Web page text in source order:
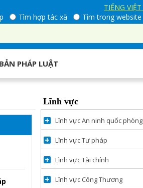
TIẾNG VIỆT
Tìm hợp tác xã Tìm trong website
PHÁP LUẬT
Lĩnh vực
Lĩnh vực An ninh quốc phòng
Lĩnh vực Tư pháp
Lĩnh vực Tài chính
Lĩnh vực Công Thương